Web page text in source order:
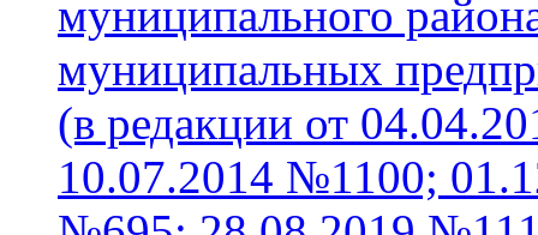
муниципального
муниципальных
(в редакции от
10.07.2014 №1100;